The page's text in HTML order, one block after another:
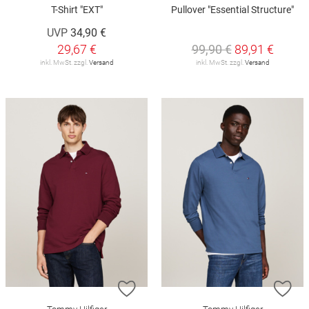
T-Shirt "EXT"
UVP 34,90 €
29,67 €
inkl. MwSt. zzgl. Versand
Pullover "Essential Structure"
99,90 € 89,91 €
inkl. MwSt. zzgl. Versand
ZUR WUNSCHLISTE HINZUFÜGEN